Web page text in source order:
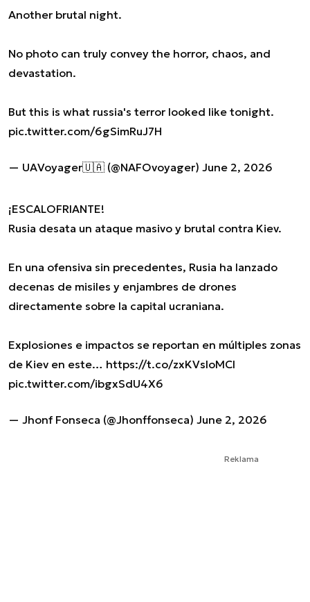
Another brutal night.
No photo can truly convey the horror, chaos, and
devastation.
But this is what russia's terror looked like tonight.
pic.twitter.com/6gSimRuJ7H
— UAVoyager🇺🇦 (@NAFOvoyager) June 2, 2026
¡ESCALOFRIANTE!
Rusia desata un ataque masivo y brutal contra Kiev.
En una ofensiva sin precedentes, Rusia ha lanzado
decenas de misiles y enjambres de drones
directamente sobre la capital ucraniana.
Explosiones e impactos se reportan en múltiples zonas
de Kiev en este… https://t.co/zxKVsIoMCI
pic.twitter.com/ibgxSdU4X6
— Jhonf Fonseca (@Jhonffonseca) June 2, 2026
Reklama